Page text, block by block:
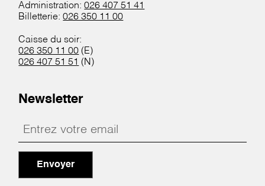
Administration:026 407 51 41
Billetterie:026 350 11 00
Caisse du soir:
026 350 11 00 (E)
026 407 51 51 (N)
Newsletter
Envoyer